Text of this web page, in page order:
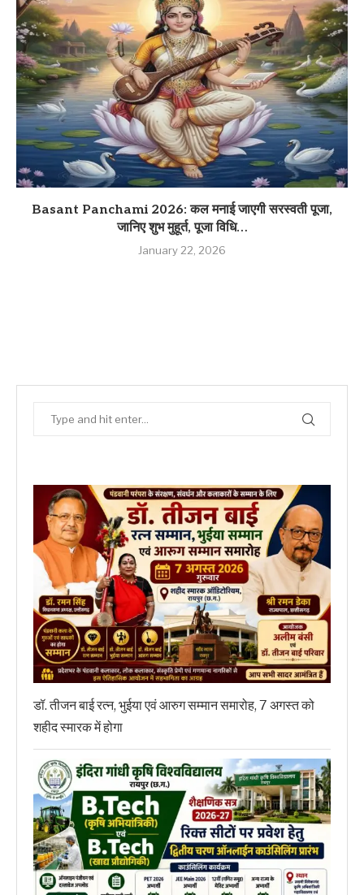
Basant Panchami 2026: कल मनाई जाएगी सरस्वती पूजा,
जानिए शुभ मुहूर्त, पूजा विधि…
January 22, 2026
डॉ. तीजन बाई रत्न, भुईया एवं आरुग सम्मान समारोह, 7 अगस्त को
शहीद स्मारक में होगा